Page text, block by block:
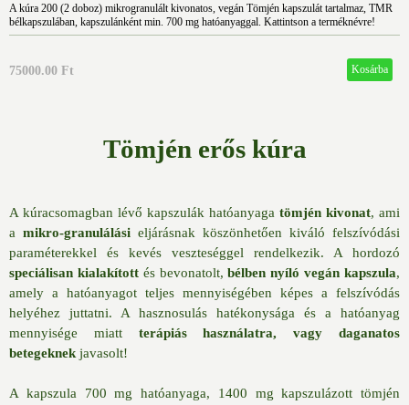
A kúra 200 (2 doboz) mikrogranulált kivonatos, vegán Tömjén kapszulát tartalmaz, TMR
bélkapszulában, kapszulánként min. 700 mg hatóanyaggal. Kattintson a terméknévre!
75000.00 Ft
Tömjén erős kúra
A kúracsomagban lévő kapszulák hatóanyaga tömjén kivonat, ami
a mikro-granulálási eljárásnak köszönhetően kiváló felszívódási
paraméterekkel és kevés veszteséggel rendelkezik. A hordozó
speciálisan kialakított és bevonatolt, bélben nyíló vegán kapszula,
amely a hatóanyagot teljes mennyiségében képes a felszívódás
helyéhez juttatni.
A hasznosulás hatékonysága és a hatóanyag
mennyisége miatt
terápiás használatra, vagy daganatos
betegeknek javasolt!
A kapszula 700 mg hatóanyaga, 1400 mg kapszulázott tömjén